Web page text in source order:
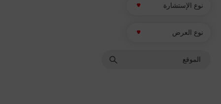
نوع الإستشارة
نوع العرض